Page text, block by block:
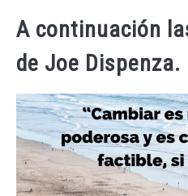
A continuación
de Joe Dispenza.